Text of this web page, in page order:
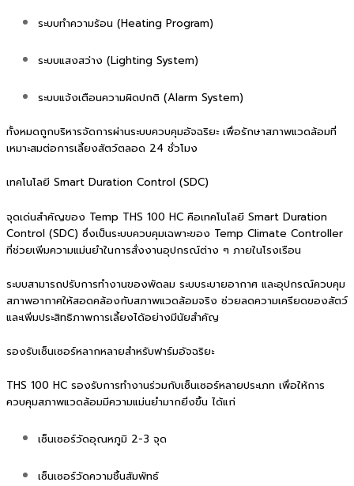
ระบบทำความร้อน (Heating Program)
ระบบแสงสว่าง (Lighting System)
ระบบแจ้งเตือนความผิดปกติ (Alarm System)
ทั้งหมดถูกบริหารจัดการผ่านระบบควบคุมอัจฉริยะ เพื่อรักษาสภาพแวดล้อมที่
เหมาะสมต่อการเลี้ยงสัตว์ตลอด 24 ชั่วโมง
เทคโนโลยี Smart Duration Control (SDC)
จุดเด่นสำคัญของ Temp THS 100 HC คือเทคโนโลยี Smart Duration
Control (SDC) ซึ่งเป็นระบบควบคุมเฉพาะของ Temp Climate Controller
ที่ช่วยเพิ่มความแม่นยำในการสั่งงานอุปกรณ์ต่าง ๆ ภายในโรงเรือน
ระบบสามารถปรับการทำงานของพัดลม ระบบระบายอากาศ และอุปกรณ์ควบคุม
สภาพอากาศให้สอดคล้องกับสภาพแวดล้อมจริง ช่วยลดความเครียดของสัตว์
และเพิ่มประสิทธิภาพการเลี้ยงได้อย่างมีนัยสำคัญ
รองรับเซ็นเซอร์หลากหลายสำหรับฟาร์มอัจฉริยะ
THS 100 HC รองรับการทำงานร่วมกับเซ็นเซอร์หลายประเภท เพื่อให้การ
ควบคุมสภาพแวดล้อมมีความแม่นยำมากยิ่งขึ้น ได้แก่
เซ็นเซอร์วัดอุณหภูมิ 2-3 จุด
เซ็นเซอร์วัดความชื้นสัมพัทธ์